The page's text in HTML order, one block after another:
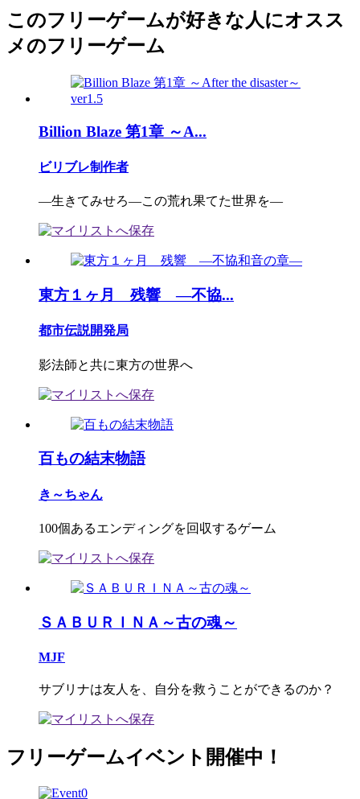
このフリーゲームが好きな人にオスス
メのフリーゲーム
Billion Blaze 第1章 ～A...
ビリブレ制作者
―生きてみせろ―この荒れ果てた世界を―
東方１ヶ月 残響 ―不協...
都市伝説開発局
影法師と共に東方の世界へ
百もの結末物語
き～ちゃん
100個あるエンディングを回収するゲーム
ＳＡＢＵＲＩＮＡ～古の魂～
MJF
サブリナは友人を、自分を救うことができるのか？
フリーゲームイベント開催中！